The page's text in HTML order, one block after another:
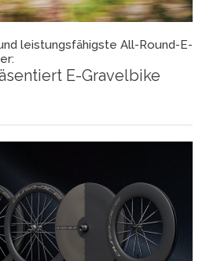
leistungsfähigste All-Round-E-
E-Gravelbike